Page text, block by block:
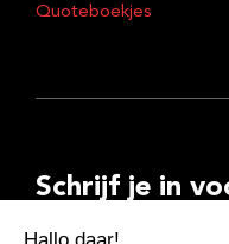
Quoteboekjes
Schrijf je in